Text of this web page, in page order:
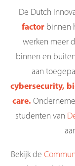
De Dutch
factorbinnen
werken meer
binnen en
aan
cybersecurity,
care.
studenten van
Bekijk de